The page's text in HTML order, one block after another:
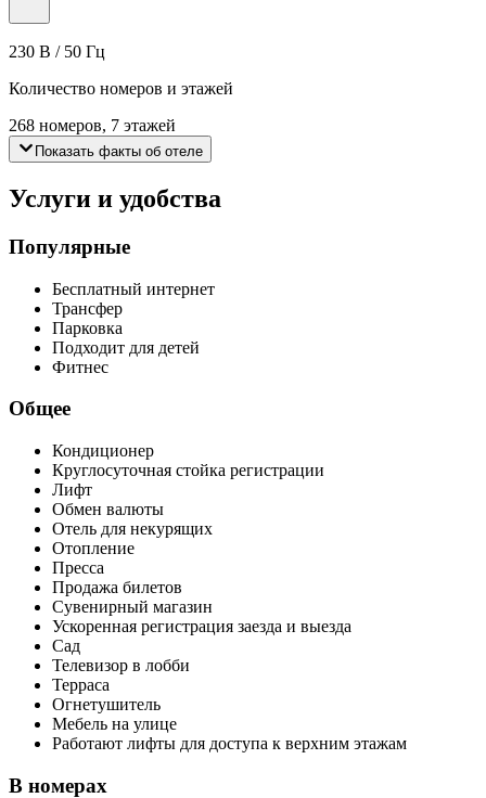
230 В / 50 Гц
Количество номеров и этажей
268 номеров, 7 этажей
Показать факты об отеле
Услуги и удобства
Популярные
Бесплатный интернет
Трансфер
Парковка
Подходит для детей
Фитнес
Общее
Кондиционер
Круглосуточная стойка регистрации
Лифт
Обмен валюты
Отель для некурящих
Отопление
Пресса
Продажа билетов
Сувенирный магазин
Ускоренная регистрация заезда и выезда
Сад
Телевизор в лобби
Терраса
Огнетушитель
Мебель на улице
Работают лифты для доступа к верхним этажам
В номерах